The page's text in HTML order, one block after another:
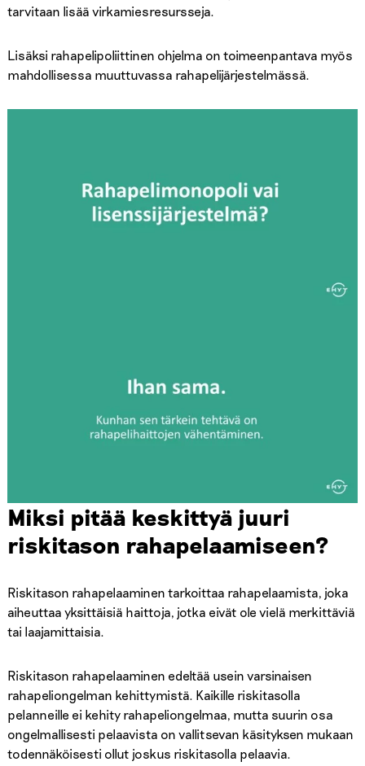
tarvitaan lisää virkamiesresursseja.
Lisäksi rahapelipoliittinen ohjelma on toimeenpantava myös
mahdollisessa muuttuvassa rahapelijärjestelmässä.
Miksi pitää keskittyä juuri
riskitason rahapelaamiseen?
Riskitason rahapelaaminen tarkoittaa rahapelaamista, joka
aiheuttaa yksittäisiä haittoja, jotka eivät ole vielä merkittäviä
tai laajamittaisia.
Riskitason rahapelaaminen edeltää usein varsinaisen
rahapeliongelman kehittymistä. Kaikille riskitasolla
pelanneille ei kehity rahapeliongelmaa, mutta suurin osa
ongelmallisesti pelaavista on vallitsevan käsityksen mukaan
todennäköisesti ollut joskus riskitasolla pelaavia.